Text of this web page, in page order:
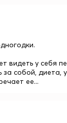
видеть у себя
собой, диета,
ее...